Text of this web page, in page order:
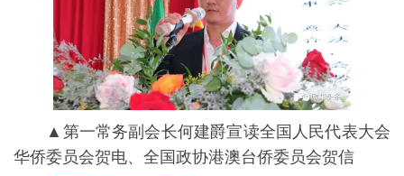
▲第一常务副会长何建爵宣读全国人民代表大会
华侨委员会贺电、全国政协港澳台侨委员会贺信